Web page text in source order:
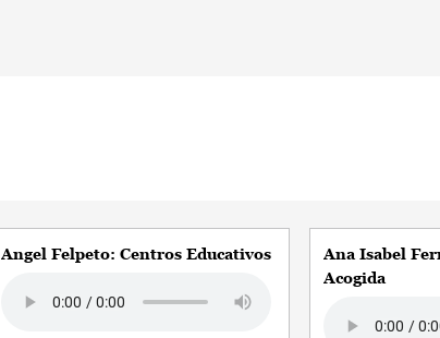
Angel Felpeto: Centros Educativos
Ana Isabel
Acogida